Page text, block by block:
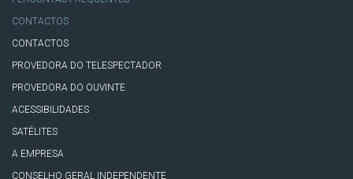
CONTACTOS
CONTACTOS
PROVEDORA DO TELESPECTADOR
PROVEDORA DO OUVINTE
ACESSIBILIDADES
SATÉLITES
A EMPRESA
CONSELHO GERAL INDEPENDENTE